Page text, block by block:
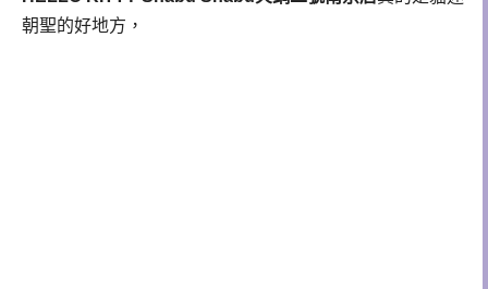
朝聖的好地方，